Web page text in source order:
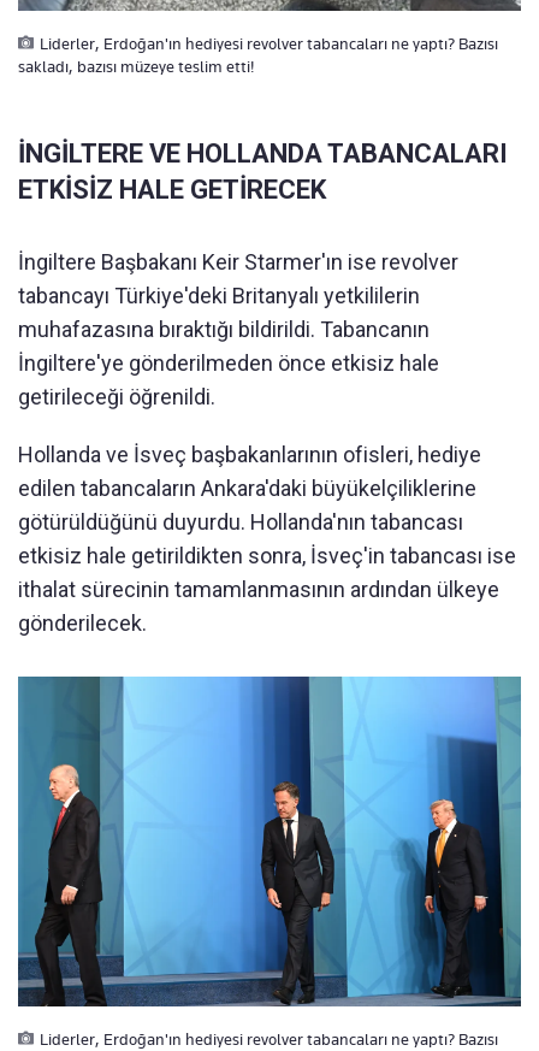
Liderler, Erdoğan'ın hediyesi revolver tabancaları ne yaptı? Bazısı
sakladı, bazısı müzeye teslim etti!
İNGİLTERE VE HOLLANDA TABANCALARI
ETKİSİZ HALE GETİRECEK
İngiltere Başbakanı Keir Starmer'ın ise revolver
tabancayı Türkiye'deki Britanyalı yetkililerin
muhafazasına bıraktığı bildirildi. Tabancanın
İngiltere'ye gönderilmeden önce etkisiz hale
getirileceği öğrenildi.
Hollanda ve İsveç başbakanlarının ofisleri, hediye
edilen tabancaların Ankara'daki büyükelçiliklerine
götürüldüğünü duyurdu. Hollanda'nın tabancası
etkisiz hale getirildikten sonra, İsveç'in tabancası ise
ithalat sürecinin tamamlanmasının ardından ülkeye
gönderilecek.
Liderler, Erdoğan'ın hediyesi revolver tabancaları ne yaptı? Bazısı